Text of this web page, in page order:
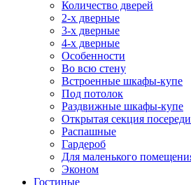
Количество дверей
2-х дверные
3-х дверные
4-х дверные
Особенности
Во всю стену
Встроенные шкафы-купе
Под потолок
Раздвижные шкафы-купе
Открытая секция
Распашные
Гардероб
Для маленького
Эконом
Гостиные